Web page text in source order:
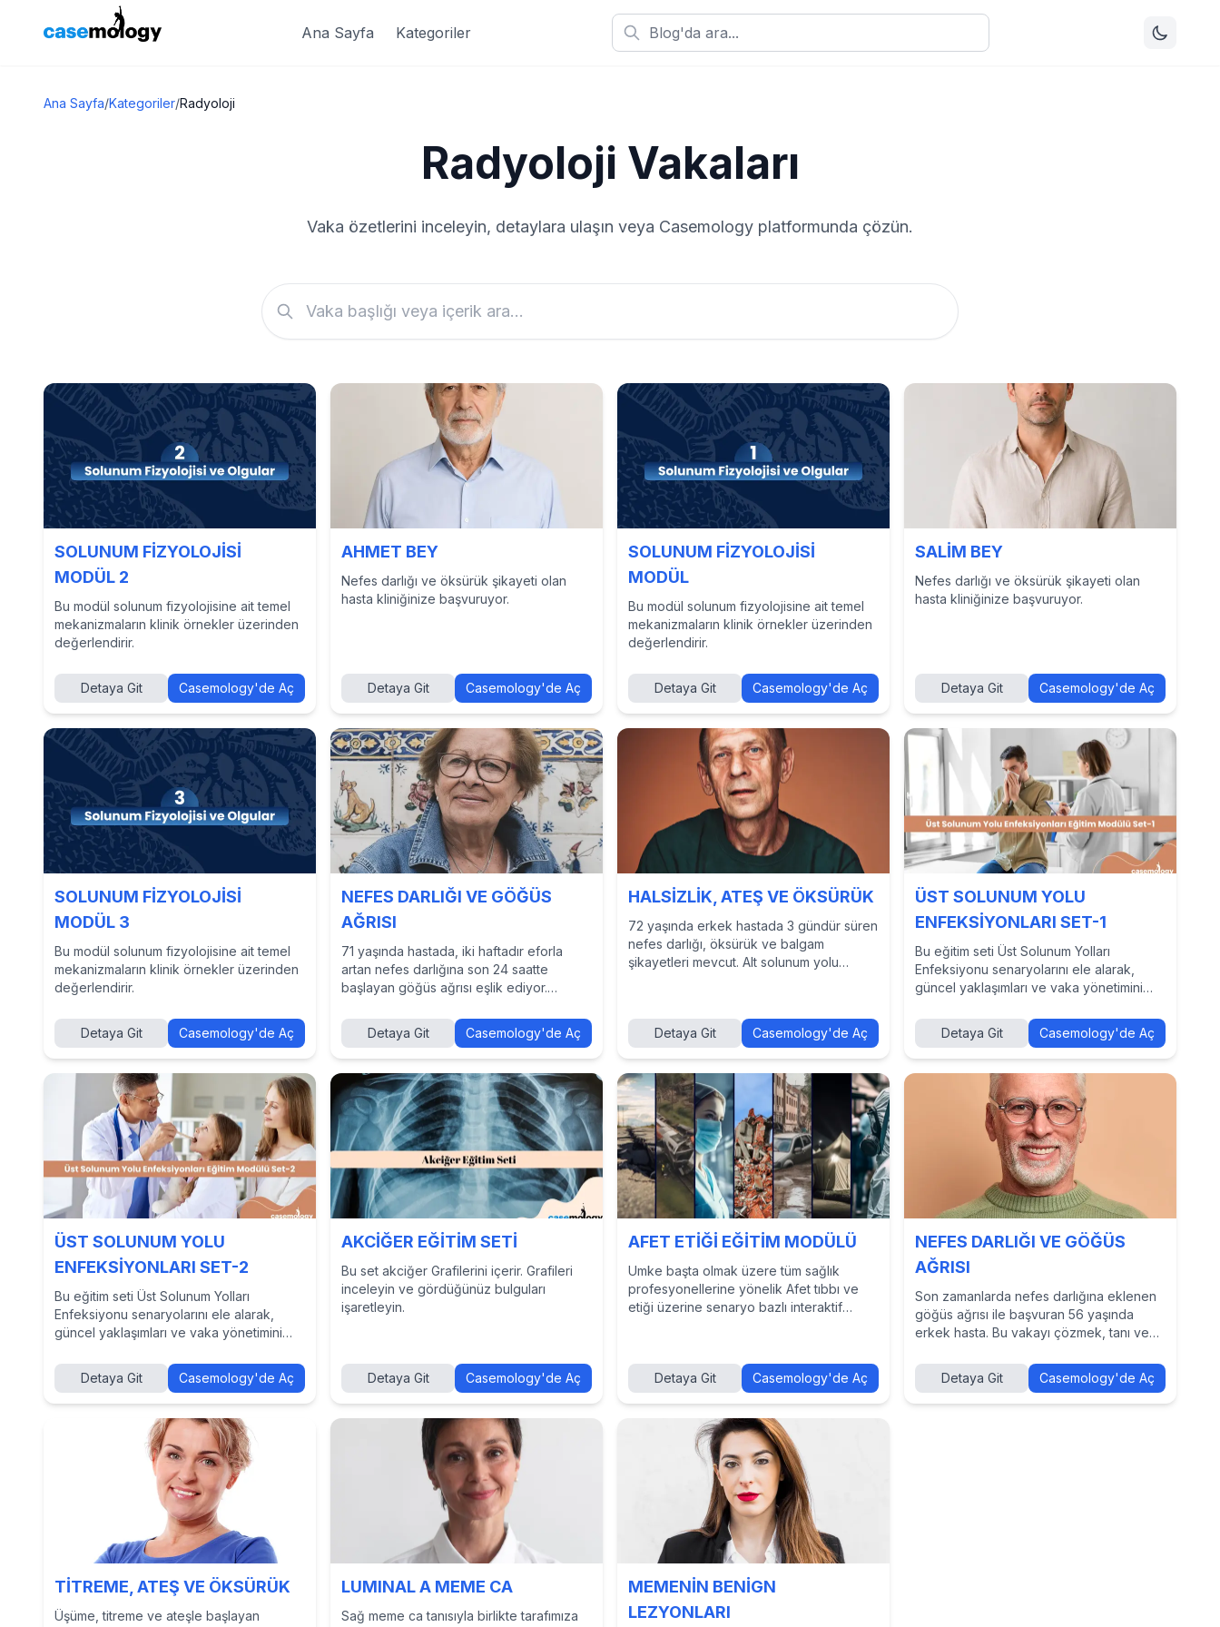
Ana Sayfa Kategoriler
Ana Sayfa/Kategoriler/Radyoloji
Radyoloji Vakaları
Vaka özetlerini inceleyin, detaylara ulaşın veya Casemology platformunda çözün.
SOLUNUM FİZYOLOJİSİ
MODÜL 2
Bu modül solunum fizyolojisine ait temel
mekanizmaların klinik örnekler üzerinden
değerlendirir.
Detaya Git Casemology'de Aç
AHMET BEY
Nefes darlığı ve öksürük şikayeti olan
hasta kliniğinize başvuruyor.
Detaya Git Casemology'de Aç
SOLUNUM FİZYOLOJİSİ
MODÜL
Bu modül solunum fizyolojisine ait temel
mekanizmaların klinik örnekler üzerinden
değerlendirir.
Detaya Git Casemology'de Aç
SALİM BEY
Nefes darlığı ve öksürük şikayeti olan
hasta kliniğinize başvuruyor.
Detaya Git Casemology'de Aç
SOLUNUM FİZYOLOJİSİ
MODÜL 3
Bu modül solunum fizyolojisine ait temel
mekanizmaların klinik örnekler üzerinden
değerlendirir.
Detaya Git Casemology'de Aç
NEFES DARLIĞI VE GÖĞÜS
AĞRISI
71 yaşında hastada, iki haftadır eforla
artan nefes darlığına son 24 saatte
başlayan göğüs ağrısı eşlik ediyor.
vakayı çözmek, tanı ve tedavi
yaklaşımlarını incelemek ve diğer
hekimlerin kararlarını görmek için
Casemology’de vakayı keşfedin.
Detaya Git Casemology'de Aç
HALSİZLİK, ATEŞ VE ÖKSÜRÜK
72 yaşında erkek hastada 3 gündür süren
nefes darlığı, öksürük ve balgam
şikayetleri mevcut. Alt solunum yolu
yaklaşımlarını incelemek ve diğer
hekimlerin kararlarını görmek için
Casemology’de vakayı keşfedin.
Detaya Git Casemology'de Aç
ÜST SOLUNUM YOLU
ENFEKSİYONLARI SET-1
Bu eğitim seti Üst Solunum Yolları
Enfeksiyonu senaryolarını ele alarak,
güncel yaklaşımları ve vaka yönetimini
için Casemology'de seti görüntüleyin.
Detaya Git Casemology'de Aç
ÜST SOLUNUM YOLU
ENFEKSİYONLARI SET-2
Bu eğitim seti Üst Solunum Yolları
Enfeksiyonu senaryolarını ele alarak,
güncel yaklaşımları ve vaka yönetimini
niteliğindedir. Şimdi daha fazlasını
keşfetmek için Casemology'de seti
görüntüleyin.
Detaya Git Casemology'de Aç
AKCİĞER EĞİTİM SETİ
Bu set akciğer Grafilerini içerir. Grafileri
inceleyin ve gördüğünüz bulguları
işaretleyin.
Detaya Git Casemology'de Aç
AFET ETİĞİ EĞİTİM MODÜLÜ
Umke başta olmak üzere tüm sağlık
profesyonellerine yönelik Afet tıbbı ve
etiği üzerine senaryo bazlı interaktif
Detaya Git Casemology'de Aç
NEFES DARLIĞI VE GÖĞÜS
AĞRISI
Son zamanlarda nefes darlığına eklenen
göğüs ağrısı ile başvuran 56 yaşında
erkek hasta. Bu vakayı çözmek, tanı ve
hekimlerin kararlarını görmek için
Casemology’de vakayı keşfedin.
Detaya Git Casemology'de Aç
TİTREME, ATEŞ VE ÖKSÜRÜK
Üşüme, titreme ve ateşle başlayan
LUMINAL A MEME CA
Sağ meme ca tanısıyla birlikte tarafımıza
MEMENİN BENİGN
LEZYONLARI